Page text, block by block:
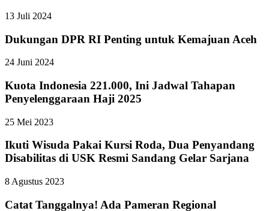
13 Juli 2024
Dukungan DPR RI Penting untuk Kemajuan Aceh
24 Juni 2024
Kuota Indonesia 221.000, Ini Jadwal Tahapan
Penyelenggaraan Haji 2025
25 Mei 2023
Ikuti Wisuda Pakai Kursi Roda, Dua Penyandang
Disabilitas di USK Resmi Sandang Gelar Sarjana
8 Agustus 2023
Catat Tanggalnya! Ada Pameran Regional